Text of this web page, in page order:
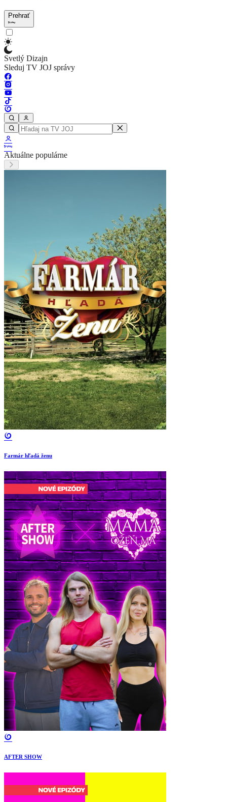
Prehrať
Svetlý Dizajn
Sleduj TV JOJ správy
Aktuálne populárne
Farmár hľadá ženu
AFTER SHOW